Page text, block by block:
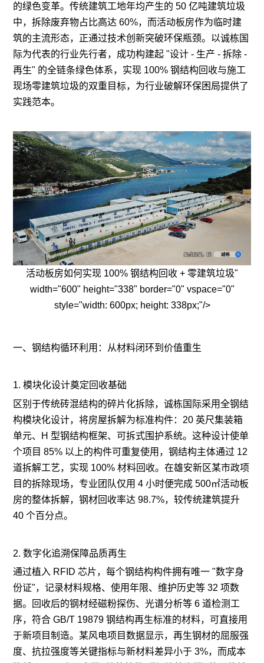
的绿色变革。传统建筑工地年均产生的 50 亿吨建筑垃圾
中，拆除废弃物占比高达 60%，而活动板房作为临时建
筑的主流形态，正通过技术创新突破环保瓶颈。以诚栋国
际为代表的行业先行者，成功构建起 "设计 - 生产 - 拆除 -
再生" 的全链条绿色体系，实现 100% 钢结构回收与施工
现场零建筑垃圾的双重目标，为行业破解环保困局提供了
实践范本。
活动板房如何实现 100% 钢结构回收 + 零建筑垃圾"
width="600" height="338" border="0" vspace="0"
style="width: 600px; height: 338px;"/>
一、钢结构循环利用：从材料闭环到价值重生
1. 模块化设计奠定回收基础
区别于传统砖混结构的碎片化拆除，诚栋国际采用全钢结
构模块化设计，将房屋拆解为标准构件：20 英尺集装箱
单元、H 型钢结构框架、可拆式围护系统。这种设计使单
个项目 85% 以上的构件可重复使用，钢结构主体通过 12
道拆解工艺，实现 100% 材料回收。在雄安新区某市政项
目的拆除现场，专业团队仅用 4 小时便完成 500㎡活动板
房的整体拆解，钢材回收率达 98.7%，较传统建筑提升
40 个百分点。
2. 数字化追溯保障品质再生
通过植入 RFID 芯片，每个钢结构构件拥有唯一 "数字身
份证"，记录材料规格、使用年限、维护历史等 32 项数
据。回收后的钢材经磁粉探伤、光谱分析等 6 道检测工
序，符合 GB/T 19879 钢结构再生标准的材料，可直接用
于新项目制造。某风电项目数据显示，再生钢材的屈服强
度、抗拉强度等关键指标与新材料差异小于 3%，而成本